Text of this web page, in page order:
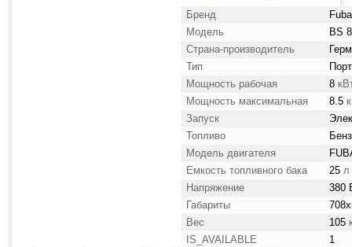
Бренд
Модель
BS
Страна-производитель
Тип
Мощность рабочая
8
Мощность максимальная
8.5
Запуск
Топливо
Модель двигателя
Емкость топливного бака
25 л
Напряжение
380
Габариты
Вес
105
IS_AVAILABLE
1